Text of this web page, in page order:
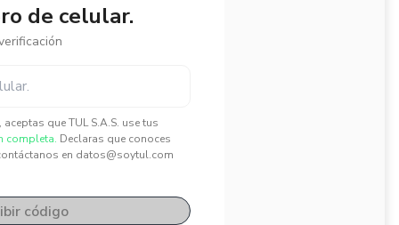
de celular.
que TUL S.A.S. use tus
completa. Declaras que conoces
en datos@soytul.com
código